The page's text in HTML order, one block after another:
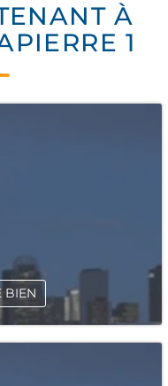
À
1
BIEN